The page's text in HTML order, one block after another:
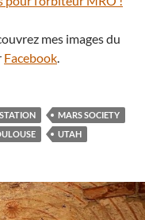
mes images du
Facebook.
MARS SOCIETY
UTAH